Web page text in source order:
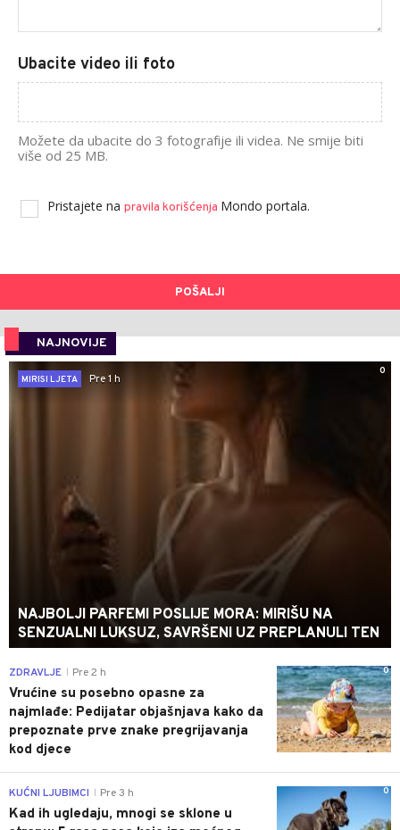
Ubacite video ili foto
Možete da ubacite do 3 fotografije ili videa. Ne smije biti
više od 25 MB.
Pristajete na pravila korišćenja Mondo portala.
POŠALJI
NAJNOVIJE
0
MIRISI LJETA
Pre 1 h
NAJBOLJI PARFEMI POSLIJE MORA: MIRIŠU NA
SENZUALNI LUKSUZ, SAVRŠENI UZ PREPLANULI TEN
0
ZDRAVLJE Pre 2 h
Vrućine su posebno opasne za
najmlađe: Pedijatar objašnjava kako da
prepoznate prve znake pregrijavanja
kod djece
0
KUĆNI LJUBIMCI Pre 3 h
Kad ih ugledaju, mnogi se sklone u